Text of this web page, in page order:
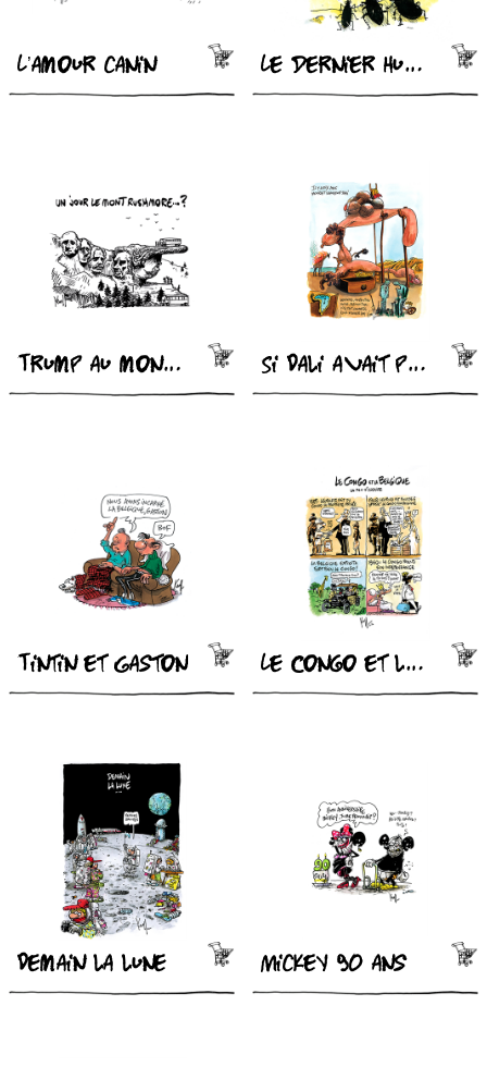
L’amour canin Le dernier humain
Trump au mont Rushmore Si Dali avait peint la Belgique
Tintin et Gaston Le Congo et la Belgique
Demain la lune Mickey 90 ans